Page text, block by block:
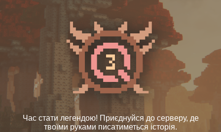
Час стати легендою! Приєднуйся до серверу, де
твоїми руками писатиметься історія.